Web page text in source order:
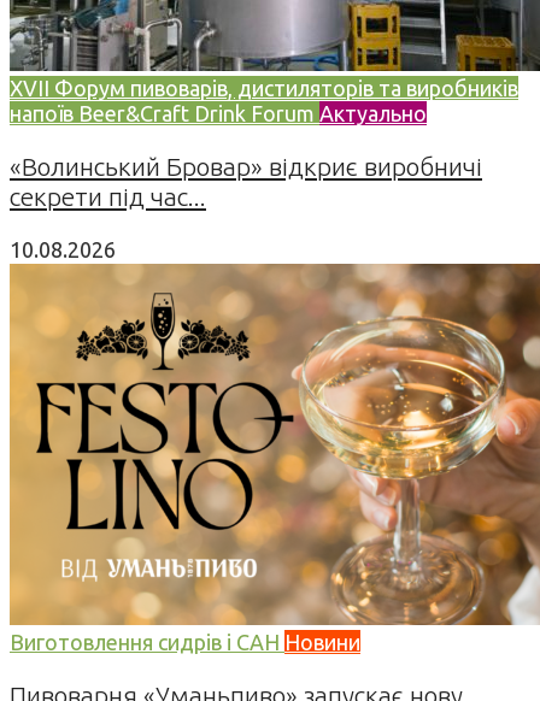
XVII Форум пивоварів, дистиляторів та виробників
напоїв Beer&Craft Drink Forum Актуально
«Волинський Бровар» відкриє виробничі
секрети під час...
10.08.2026
Виготовлення сидрів і САН Новини
Пивоварня «Уманьпиво» запускає нову